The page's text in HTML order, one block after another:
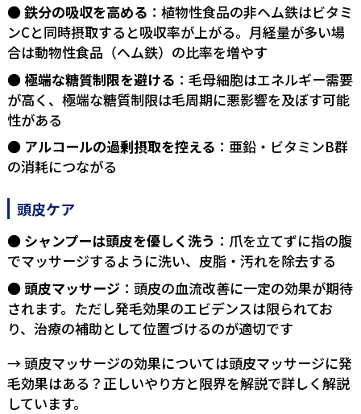
鉄分の吸収を高める ：植物性食品の非ヘム鉄はビタミ
ンCと同時摂取すると吸収率が上がる。月経量が多い場
合は動物性食品（ヘム鉄）の比率を増やす
極端な糖質制限を避ける ：毛母細胞はエネルギー需要
が高く、極端な糖質制限は毛周期に悪影響を及ぼす可能
性がある
アルコールの過剰摂取を控える ：亜鉛・ビタミンB群
の消耗につながる
頭皮ケア
シャンプーは頭皮を優しく洗う ：爪を立てずに指の腹
でマッサージするように洗い、皮脂・汚れを除去する
頭皮マッサージ ：頭皮の血流改善に一定の効果が期待
されます。ただし発毛効果のエビデンスは限られてお
り、治療の補助として位置づけるのが適切です
→ 頭皮マッサージの効果については頭皮マッサージに発
毛効果はある？正しいやり方と限界を解説で詳しく解説
しています。